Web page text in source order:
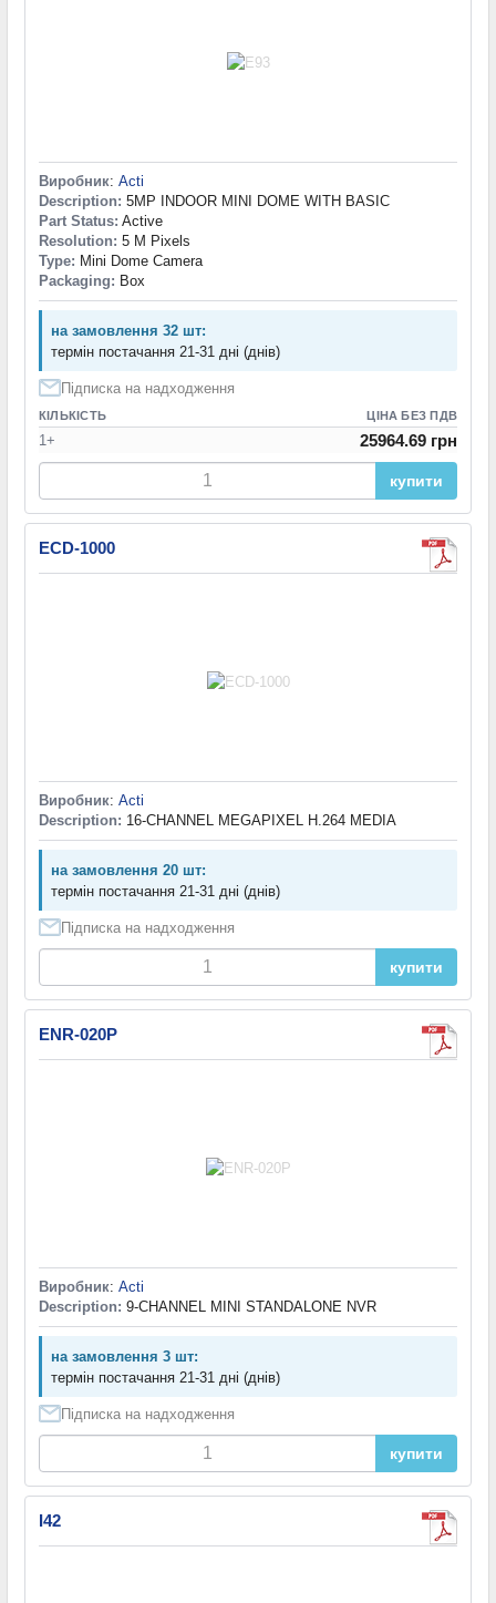
Виробник: Acti
Description: 5MP INDOOR MINI DOME WITH BASIC
Part Status: Active
Resolution: 5 M Pixels
Type: Mini Dome Camera
Packaging: Box
на замовлення 32 шт:
термін постачання 21-31 дні (днів)
Підписка на надходження
КІЛЬКІСТЬ ЦІНА БЕЗ ПДВ
1+ 25964.69 грн
купити
ECD-1000
Виробник: Acti
Description: 16-CHANNEL MEGAPIXEL H.264 MEDIA
на замовлення 20 шт:
термін постачання 21-31 дні (днів)
Підписка на надходження
купити
ENR-020P
Виробник: Acti
Description: 9-CHANNEL MINI STANDALONE NVR
на замовлення 3 шт:
термін постачання 21-31 дні (днів)
Підписка на надходження
купити
I42